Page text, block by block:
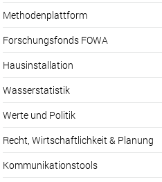
Methodenplattform
Forschungsfonds FOWA
Hausinstallation
Wasserstatistik
Werte und Politik
Recht, Wirtschaftlichkeit & Planung
Kommunikationstools